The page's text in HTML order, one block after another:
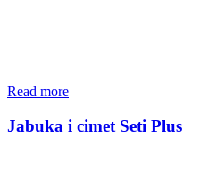
Read more
Jabuka i cimet Seti Plus